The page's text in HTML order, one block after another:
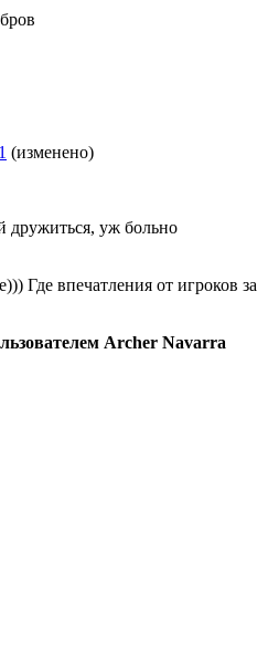
(изменено)
дружиться, уж больно
Где впечатления от игроков за
Archer Navarra